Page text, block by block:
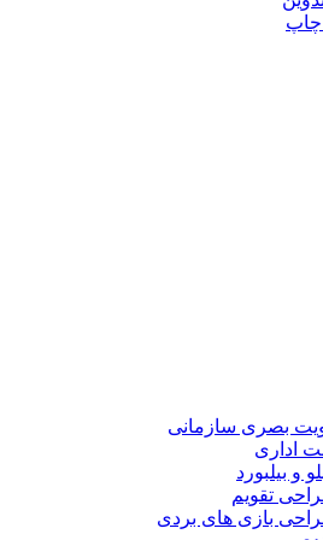
بصری سازمانی
اداری
و بیلبورد
تقویم
بازی های بردی